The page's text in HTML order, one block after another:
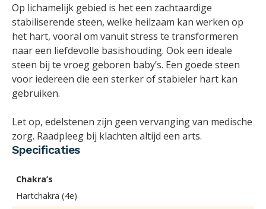
Op lichamelijk gebied is het een zachtaardige
stabiliserende steen, welke heilzaam kan werken op
het hart, vooral om vanuit stress te transformeren
naar een liefdevolle basishouding. Ook een ideale
steen bij te vroeg geboren baby’s. Een goede steen
voor iedereen die een sterker of stabieler hart kan
gebruiken.
Let op, edelstenen zijn geen vervanging van medische
zorg. Raadpleeg bij klachten altijd een arts.
Specificaties
Chakra’s
Hartchakra (4e)